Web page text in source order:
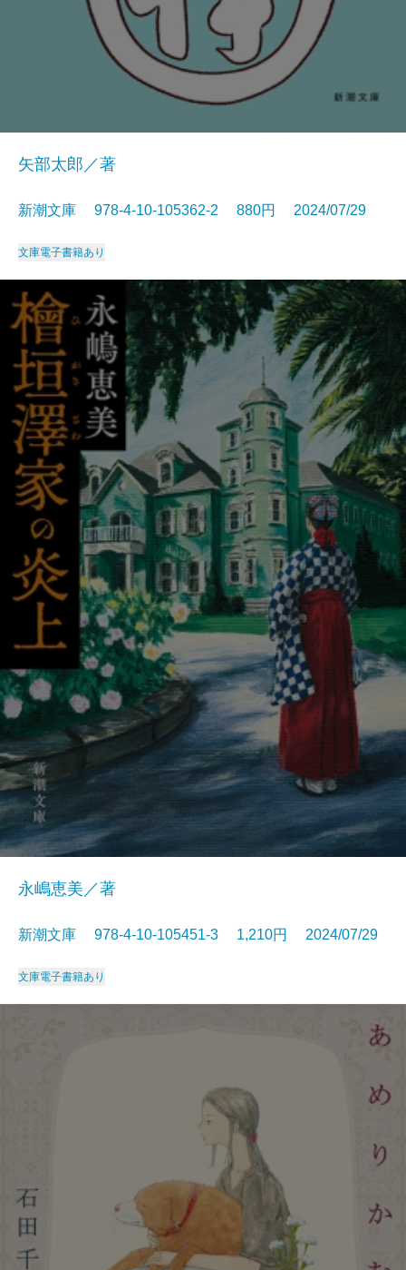
矢部太郎／著
新潮文庫 978-4-10-105362-2 880円 2024/07/29
文庫電子書籍あり
永嶋恵美／著
新潮文庫 978-4-10-105451-3 1,210円 2024/07/29
文庫電子書籍あり